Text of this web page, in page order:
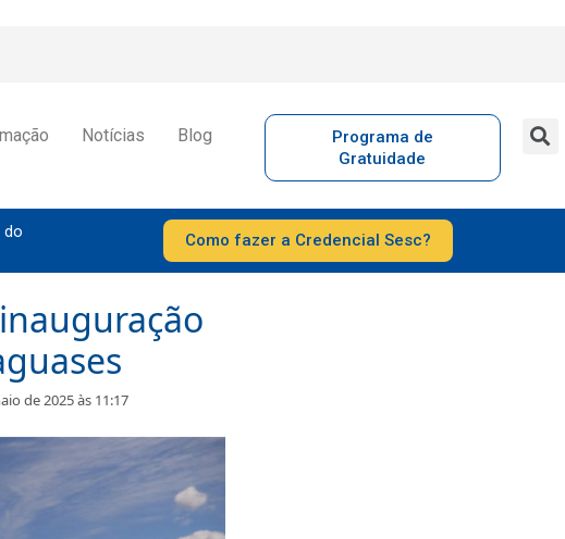
Notícias Blog
Programa de
Gratuidade
do
Como fazer a Credencial Sesc?
de 2025 às 11:17